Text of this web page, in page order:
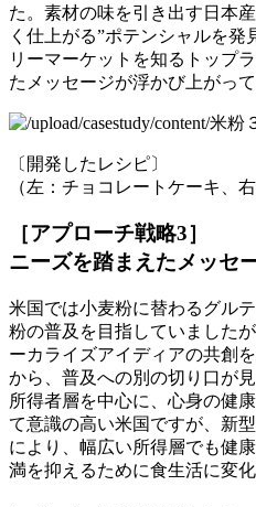
た。素材の味を引き出す日本
く仕上がる”ポテンシャルを
リーマーケットを知るトップ
たメッセージが浮かび上がって
〔開発したレシピ〕
（左：チョコレートケーキ、
［アプローチ戦略3］
ニーズを踏まえたメッセ
米国では小麦粉に替わるグル
粉の普及を目指していました
ーカライズアイディアの共創
から、普及への別の切り口が
所得者層を中心に、心身の健
て意識の高い米国ですが、新
により、幅広い所得層でも健
満を抑えるために食生活に変